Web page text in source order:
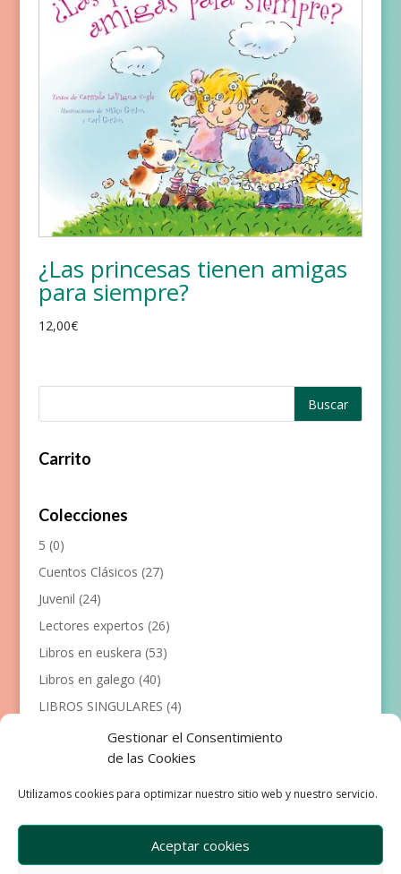
Gestionar el Consentimiento
de las Cookies
Utilizamos cookies para optimizar nuestro sitio web y nuestro servicio.
Aceptar cookies
¿Las princesas tienen amigas
para siempre?
12,00€
Carrito
Colecciones
5 (0)
Cuentos Clásicos (27)
Juvenil (24)
Lectores expertos (26)
Libros en euskera (53)
Libros en galego (40)
LIBROS SINGULARES (4)
Llibres en català (117)
Manualidades (53)
Primeros lectores
(101)